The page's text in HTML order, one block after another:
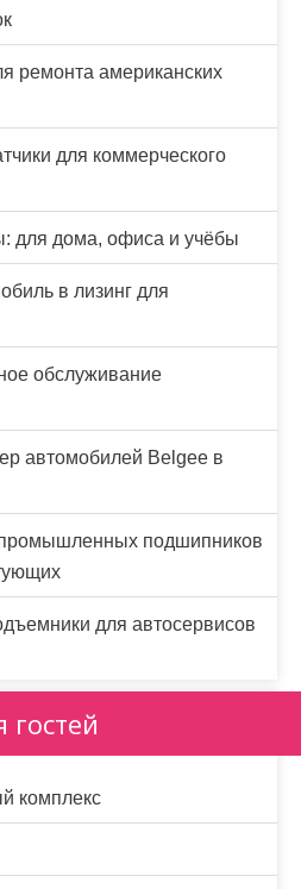
ремонта американских
для коммерческого
для дома, офиса и учёбы
в лизинг для
обслуживание
автомобилей Belgee в
подшипников
для автосервисов
комплекс